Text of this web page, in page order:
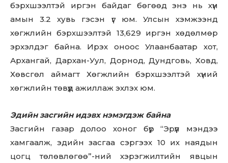
бэрхшээлтэй иргэн байдаг бөгөөд энэ нь хүн
амын 3.2 хувь гэсэн үг юм. Улсын хэмжээнд
хөгжлийн бэрхшээлтэй 13,629 иргэн хөдөлмөр
эрхэлдэг байна. Ирэх оноос Улаанбаатар хот,
Архангай, Дархан-Уул, Дорнод, Дундговь, Ховд,
Хөвсгөл аймагт Хөгжлийн бэрхшээлтэй хүний
хөгжлийн төвүүд ажиллаж эхлэх юм.
Эдийн засгийн идэвх нэмэгдэж байна
Засгийн газар долоо хоног бүр “Эрүүл мэндээ
хамгаалж, эдийн засгаа сэргээх 10 их наядын
цогц төлөвлөгөө”-ний хэрэгжилтийн явцын